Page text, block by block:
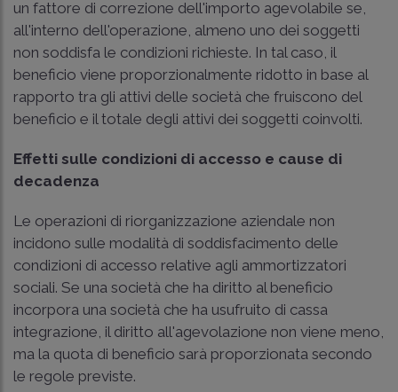
un fattore di correzione dell'importo agevolabile se,
all'interno dell'operazione, almeno uno dei soggetti
non soddisfa le condizioni richieste. In tal caso, il
beneficio viene proporzionalmente ridotto in base al
rapporto tra gli attivi delle società che fruiscono del
beneficio e il totale degli attivi dei soggetti coinvolti.
Effetti sulle condizioni di accesso e cause di
decadenza
Le operazioni di riorganizzazione aziendale non
incidono sulle modalità di soddisfacimento delle
condizioni di accesso relative agli ammortizzatori
sociali. Se una società che ha diritto al beneficio
incorpora una società che ha usufruito di cassa
integrazione, il diritto all'agevolazione non viene meno,
ma la quota di beneficio sarà proporzionata secondo
le regole previste.